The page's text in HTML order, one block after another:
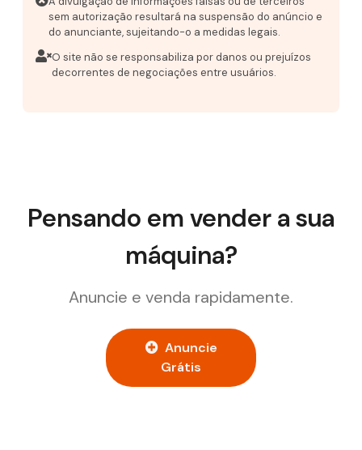
sem autorização resultará na suspensão do anúncio e
do anunciante, sujeitando-o a medidas legais.
O site não se responsabiliza por danos ou prejuízos
decorrentes de negociações entre usuários.
Pensando em vender a sua
máquina?
Anuncie e venda rapidamente.
Anuncie
Grátis